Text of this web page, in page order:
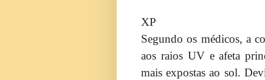
XP
Segundo os médicos, a
aos raios UV e afeta
mais expostas ao sol.